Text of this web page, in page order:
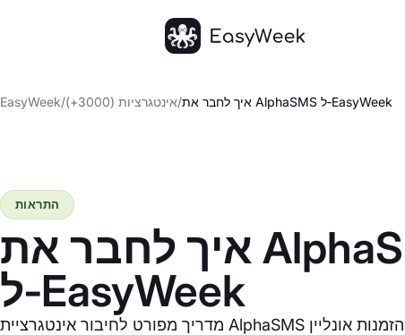
EasyWeek/ אינטגרציות (3000+)/ איך לחבר את AlphaSMS ל‑EasyWeek
איך לחבר את AlphaSMS
ל‑EasyWeek
התראות